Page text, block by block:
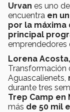
Urvan es uno
encuentra en
por la máxima
principal
emprendedores
Lorena Acosta,
Transformación
Aguascalienets,
durante tres
Trep Camp en
más de 50 mil